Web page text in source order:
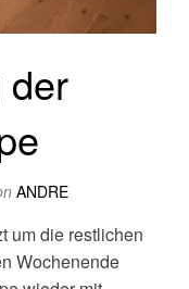
der
ANDRE
um die restlichen
Wochenende